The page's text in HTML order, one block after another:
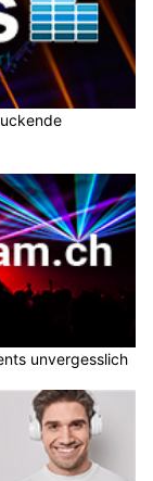
unvergesslich